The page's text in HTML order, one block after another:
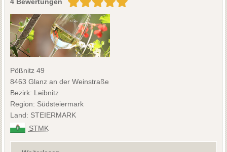
Pößnitz 49
8463 Glanz an der Weinstraße
Bezirk: Leibnitz
Region: Südsteiermark
Land: STEIERMARK
STMK